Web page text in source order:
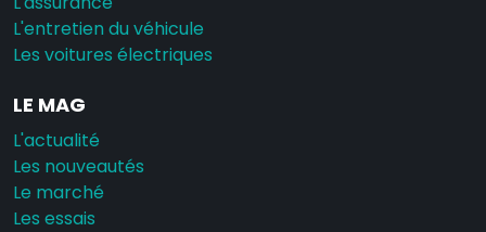
L'entretien du véhicule
Les voitures électriques
LE MAG
L'actualité
Les nouveautés
Le marché
Les essais